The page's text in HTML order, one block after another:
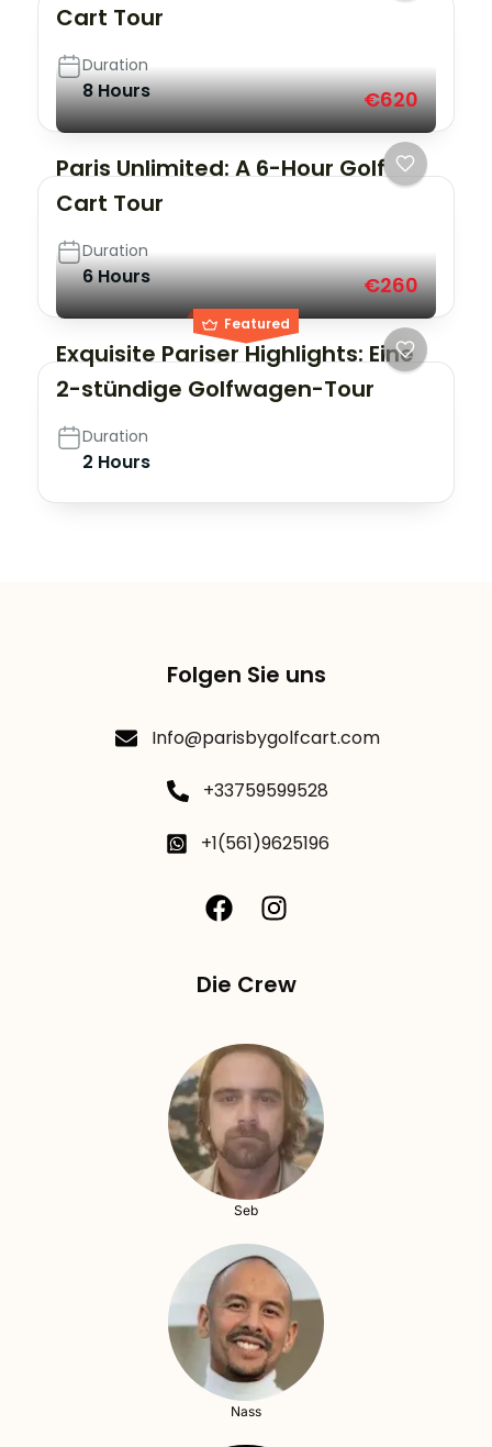
Cart Tour
Duration
8 Hours €620
Paris Unlimited: A 6-Hour Golf
Cart Tour
Duration
6 Hours
Featured
€260
Exquisite Pariser Highlights: Eine
2-stündige Golfwagen-Tour
Duration
2 Hours
Folgen Sie uns
Info@parisbygolfcart.com
+33759599528
+1(561)9625196
Die Crew
Seb
Nass